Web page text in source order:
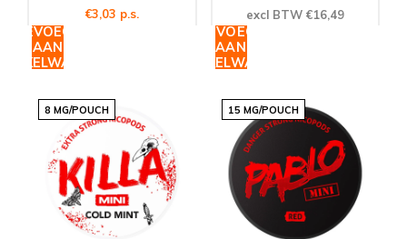
€3,03 p.s.
TOEVOEGEN
AAN
excl BTW €16,49
TOEVOEGEN
AAN
WINKELWAGEN
8 MG/POUCH 15 MG/POUCH